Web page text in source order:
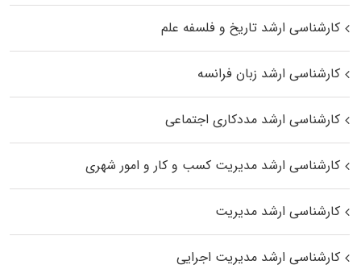
کارشناسی ارشد تاریخ و فلسفه علم
کارشناسی ارشد زبان فرانسه
کارشناسی ارشد مددکاری اجتماعی
کارشناسی ارشد مدیریت کسب و کار و امور شهری
کارشناسی ارشد مدیریت
کارشناسی ارشد مدیریت اجرایی